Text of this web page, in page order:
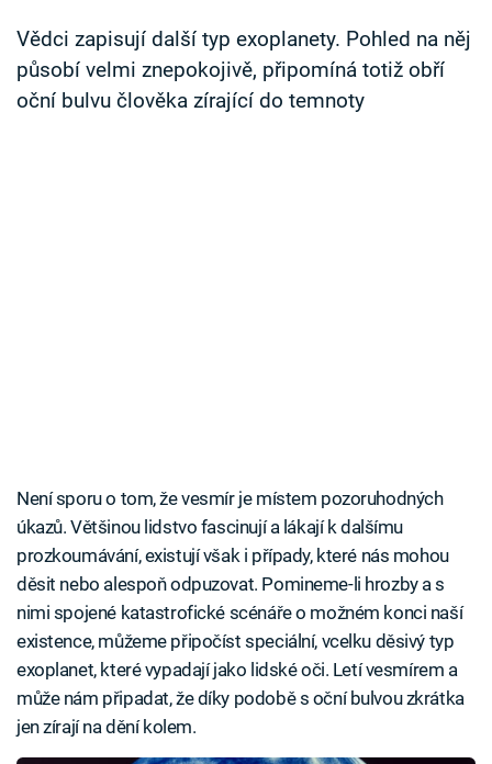
Sledujte nás
Vědci zapisují další typ exoplanety. Pohled na něj
působí velmi znepokojivě, připomíná totiž obří
oční bulvu člověka zírající do temnoty
Není sporu o tom, že vesmír je místem pozoruhodných
úkazů. Většinou lidstvo fascinují a lákají k dalšímu
prozkoumávání, existují však i případy, které nás mohou
děsit nebo alespoň odpuzovat. Pomineme-li hrozby a s
nimi spojené katastrofické scénáře o možném konci naší
existence, můžeme připočíst speciální, vcelku děsivý typ
exoplanet, které vypadají jako lidské oči. Letí vesmírem a
může nám připadat, že díky podobě s oční bulvou zkrátka
jen zírají na dění kolem.